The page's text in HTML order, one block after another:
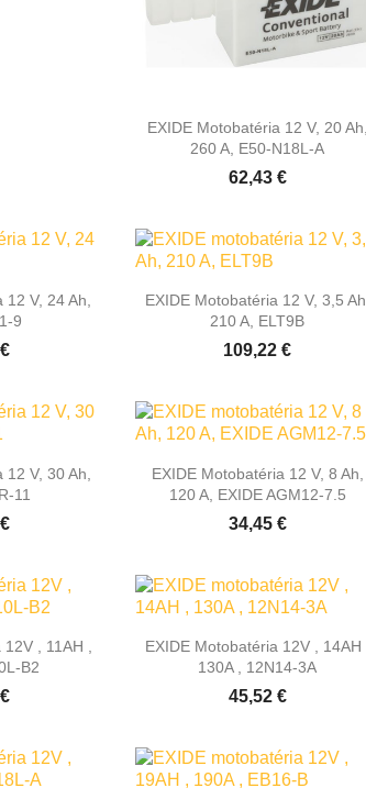
 Rýchly náhľad
EXIDE Motobatéria 12 V, 20 Ah,
260 A, E50-N18L-A
62,43 €
V, 24 Ah,
9
 Rýchly náhľad
EXIDE Motobatéria 12 V, 3,5 Ah,
210 A, ELT9B
109,22 €
V, 30 Ah,
11
 Rýchly náhľad
EXIDE Motobatéria 12 V, 8 Ah,
120 A, EXIDE AGM12-7.5
34,45 €
, 11AH ,
B2
 Rýchly náhľad
EXIDE Motobatéria 12V , 14AH ,
130A , 12N14-3A
45,52 €